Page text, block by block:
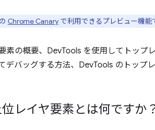
Chrome Canary で利用できるプレビュー機能
素の概要、DevTools を使用してトップ
デバッグする方法、DevTools のトップ
レイヤ要素とは何ですか